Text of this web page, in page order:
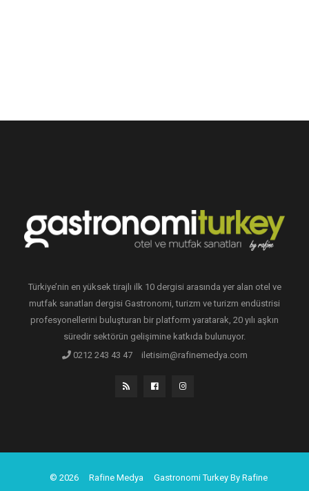
Türkiye’nin en yüksek tirajlı ilk 10 dergisi arasında yer alan otel ve
mutfak sanatları dergisi Gastronomi, turizm ve turizm endüstrisi
profesyonellerini buluşturan bir platform yaratarak, 20 yılı aşkın
süredir sektörün gelişimine katkıda bulunuyor.
0212 243 43 47
iletisim@rafinemedya.com
© 2026 Rafine Medya Gastronomi Turkey By Rafine